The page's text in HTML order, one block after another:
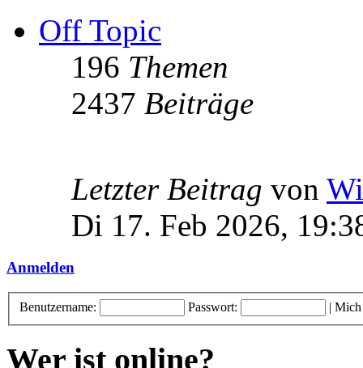
Off Topic
196 Themen
2437 Beiträge
Letzter Beitrag von
Di 17. Feb 2026,
Anmelden
Benutzername: Passwort: | Mich
Wer ist online?